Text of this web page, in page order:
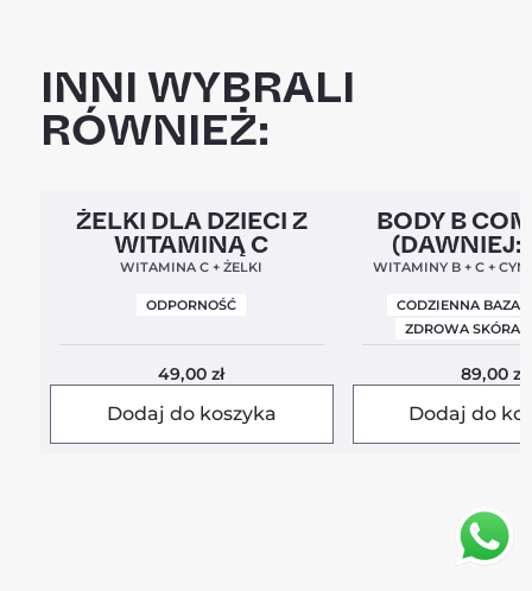
INNI WYBRALI
RÓWNIEŻ:
Clean Label 5,0
ŻELKI DLA DZIECI Z
WITAMINĄ C
WITAMINA C + ŻELKI
ODPORNOŚĆ
49,00zł
Dodaj do koszyka
Clean Label Nowa
BODY B
(DAWNIEJ:
WITAMINY B + C +
CODZIENNA BAZA
ZDROWA SKÓRA I
89,00zł
Dodaj do